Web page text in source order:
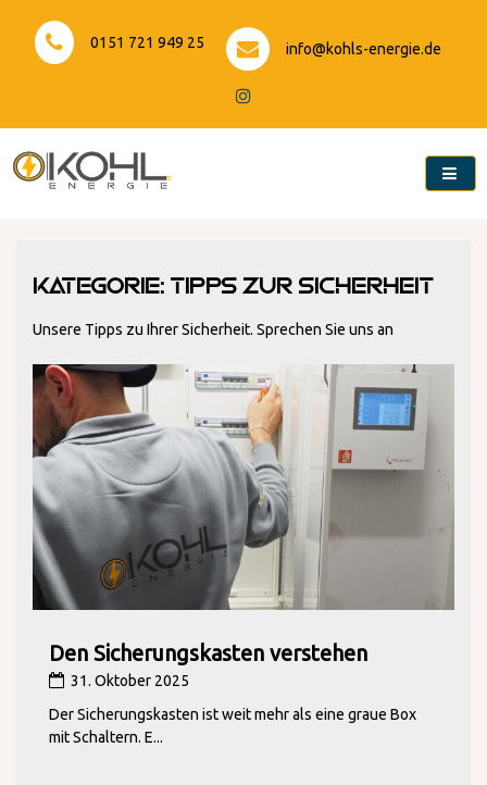
content
0151 721 949 25 info@kohls-energie.de
Kategorie: Tipps zur Sicherheit
Unsere Tipps zu Ihrer Sicherheit. Sprechen Sie uns an
Den Sicherungskasten verstehen
31. Oktober 2025
Der Sicherungskasten ist weit mehr als eine graue Box
mit Schaltern. E...